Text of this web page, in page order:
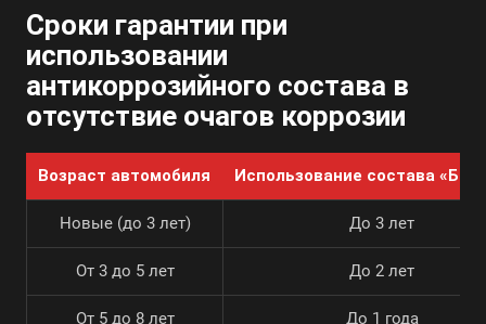
Сроки гарантии при
использовании
антикоррозийного состава в
отсутствие очагов коррозии
Возраст автомобиля Использование состава
Новые (до 3 лет) До 3 лет
От 3 до 5 лет До 2 лет
От 5 до 8 лет До 1 года